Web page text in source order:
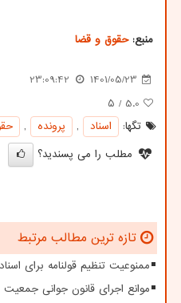
منبع:حقوق و قضا
1401/05/23
23:09:42
5.0 / ۵
تگها:
اسناد , پرونده ,
مطلب را می پسندید؟
تازه ترین مطالب مرتبط
ممنوعیت تنظیم قولنامه برای
موانع اجرای قانون جوانی